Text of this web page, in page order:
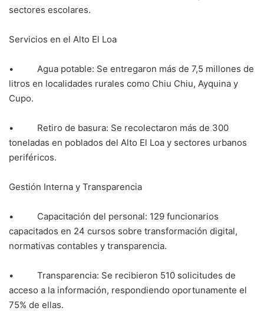
sectores escolares.
Servicios en el Alto El Loa
• Agua potable: Se entregaron más de 7,5 millones de
litros en localidades rurales como Chiu Chiu, Ayquina y
Cupo.
• Retiro de basura: Se recolectaron más de 300
toneladas en poblados del Alto El Loa y sectores urbanos
periféricos.
Gestión Interna y Transparencia
• Capacitación del personal: 129 funcionarios
capacitados en 24 cursos sobre transformación digital,
normativas contables y transparencia.
• Transparencia: Se recibieron 510 solicitudes de
acceso a la información, respondiendo oportunamente el
75% de ellas.